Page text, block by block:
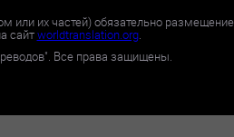
или их частей) обязательно размещение
сайтworldtranslation.org.
Все права защищены.